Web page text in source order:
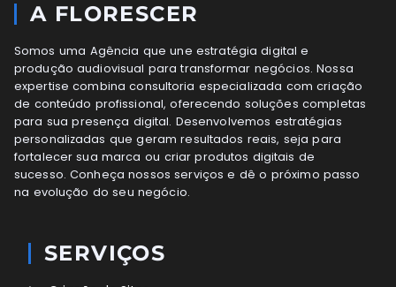
A FLORESCER
Somos uma Agência que une estratégia digital e
produção audiovisual para transformar negócios. Nossa
expertise combina consultoria especializada com criação
de conteúdo profissional, oferecendo soluções completas
para sua presença digital. Desenvolvemos estratégias
personalizadas que geram resultados reais, seja para
fortalecer sua marca ou criar produtos digitais de
sucesso. Conheça nossos serviços e dê o próximo passo
na evolução do seu negócio.
SERVIÇOS